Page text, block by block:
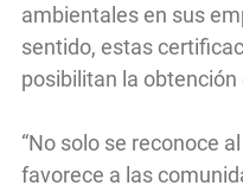
ambientales en sus
sentido, estas
posibilitan la obtención
“No solo se reconoce
favorece a las